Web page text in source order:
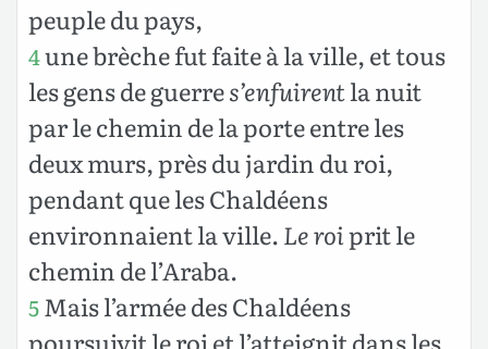
peuple du pays,
4une brèche fut faite à la ville, et tous
les gens de guerres’enfuirentla nuit
par le chemin de la porte entre les
deux murs, près du jardin du roi,
pendant que les Chaldéens
environnaient la ville.Le roiprit le
chemin de l’Araba.
5Mais l’armée des Chaldéens
poursuivit le roi et l’atteignit dans les